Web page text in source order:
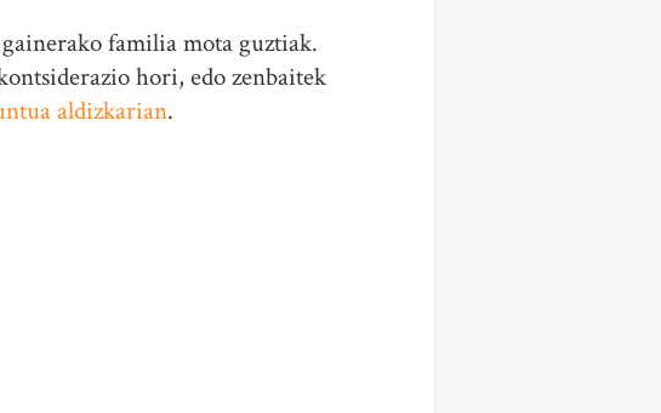
familia mota guztiak.
hori, edo zenbaitek
aldizkarian.